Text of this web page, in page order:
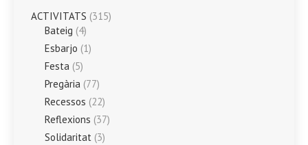
ACTIVITATS (315)
Bateig (4)
Esbarjo (1)
Festa (5)
Pregària (77)
Recessos (22)
Reflexions (37)
Solidaritat (3)